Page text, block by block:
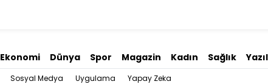
Ekonomi Dünya Spor Magazin Kadın Sağlık
Sosyal Medya Uygulama Yapay Zeka